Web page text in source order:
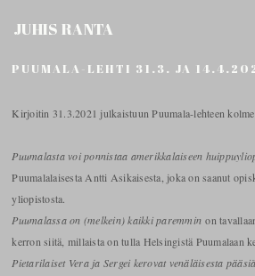
JUHIS RANTA
PUUMALA-LEHTI 31.3. JA
Kirjoitin 31.3.2021 julkaistuun Puumala-lehteen
Puumalasta voi ponnistaa amerikkalaiseen
Puumalalaisesta Antti Asikaisesta, joka on saanut
yliopistosta.
Puumalassa on (melkein) kaikki paremmin on
kerron siitä, millaista on tulla Helsingistä Puumalaan
Pietarilaiset Vera ja Sergei kerovat venäläisesta